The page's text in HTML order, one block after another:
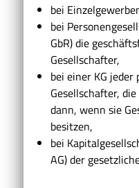
bei
bei
GbR) die
Gesellschafter,
bei einer KG
Gesellschafter,
dann, wenn sie
besitzen,
bei
AG) der